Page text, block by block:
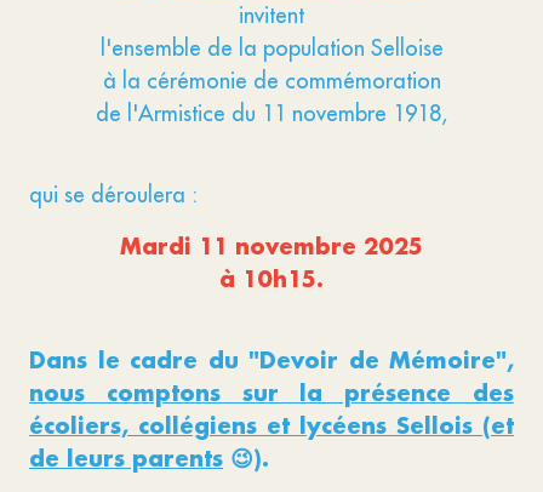
invitent
l'ensemble de la population Selloise
à la cérémonie de commémoration
de l'Armistice du 11 novembre 1918,
qui se déroulera :
Mardi 11 novembre 2025
à 10h15.
Dans le cadre du "Devoir de Mémoire",
nous comptons sur la présence des
écoliers, collégiens et lycéens Sellois (et
de leurs parents 😉).